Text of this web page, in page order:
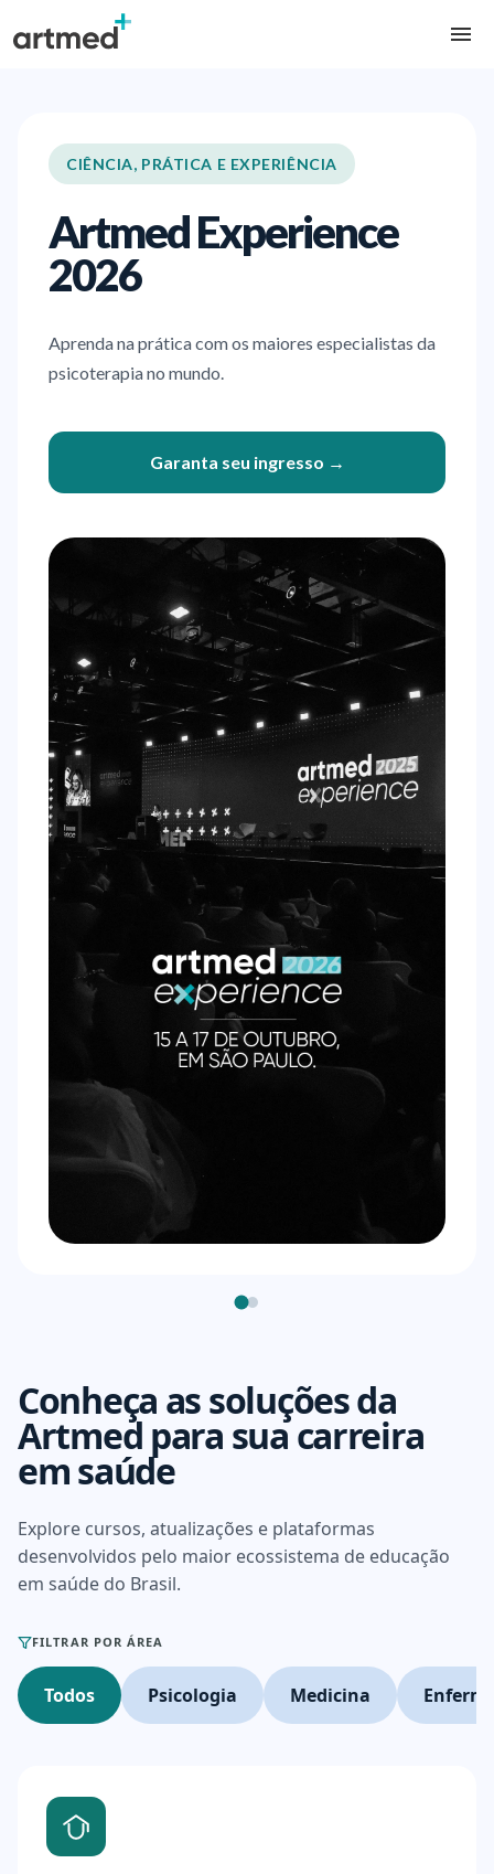
CIÊNCIA, PRÁTICA E EXPERIÊNCIA
Artmed Experience
2026
Aprenda na prática com os maiores especialistas da
psicoterapia no mundo.
Garanta seu ingresso →
Conheça as soluções da
Artmed para sua carreira
em saúde
Explore cursos, atualizações e plataformas
desenvolvidos pelo maior ecossistema de educação
em saúde do Brasil.
FILTRAR POR ÁREA
Todos Psicologia Medicina